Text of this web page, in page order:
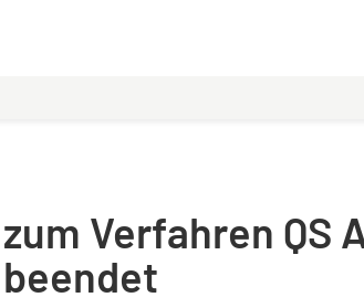
Verfahren QS